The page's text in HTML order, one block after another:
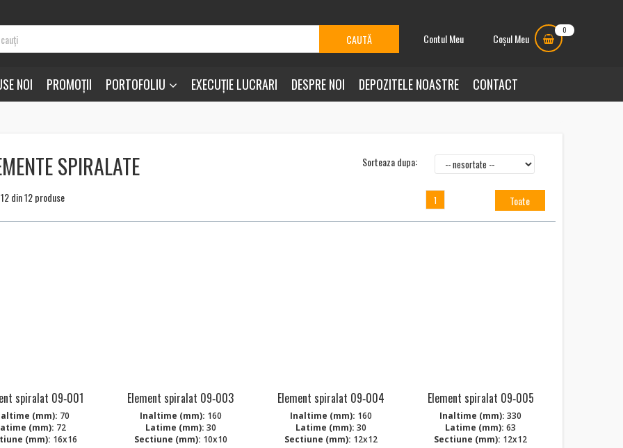
Contul Meu
Coșul Meu
0
NOI PROMOȚII PORTOFOLIU EXECUȚIE LUCRARI DESPRE NOI DEPOZITELE NOASTRE CONTACT
SPIRALATE Sorteaza dupa:
din 12 produse 1 Toate
spiralat 09‑001
(mm): 70
(mm): 72
(mm): 16x16
Element spiralat 09‑003
Inaltime (mm): 160
Latime (mm): 30
Sectiune (mm): 10x10
Element spiralat 09‑004
Inaltime (mm): 160
Latime (mm): 30
Sectiune (mm): 12x12
Element spiralat 09‑005
Inaltime (mm): 330
Latime (mm): 63
Sectiune (mm): 12x12